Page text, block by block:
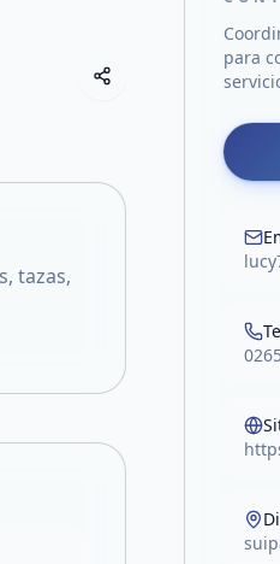
Compartir empresa
Compartir por
Compartir por mail
Compartir en
tazas,
para